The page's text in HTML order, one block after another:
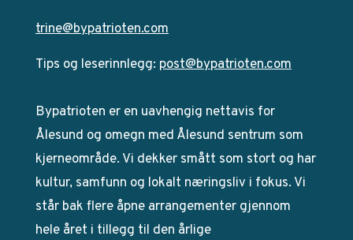
trine@bypatrioten.com
Tips og leserinnlegg: post@bypatrioten.com
Bypatrioten er en uavhengig nettavis for
Ålesund og omegn med Ålesund sentrum som
kjerneområde. Vi dekker smått som stort og har
kultur, samfunn og lokalt næringsliv i fokus. Vi
står bak flere åpne arrangementer gjennom
hele året i tillegg til den årlige